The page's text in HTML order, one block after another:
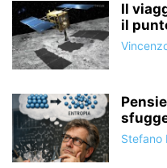
Il
il
Stefano